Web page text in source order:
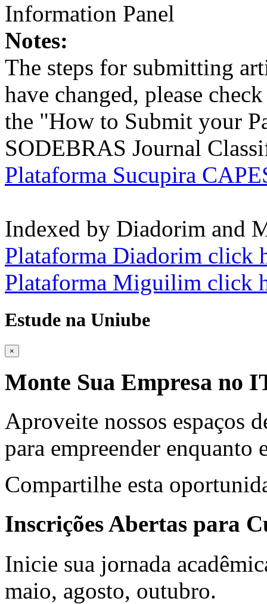
Information Panel
Notes:
The steps for submitting
have changed, please
the "How to Submit your
SODEBRAS Journal
Plataforma Sucupira
Indexed by Diadorim and
Plataforma Diadorim click
Plataforma Miguilim click
Estude na Uniube
×
Monte Sua Empresa no
Aproveite nossos espaços
para empreender enquanto
Compartilhe esta
Inscrições Abertas para
Inicie sua jornada
maio, agosto, outubro.